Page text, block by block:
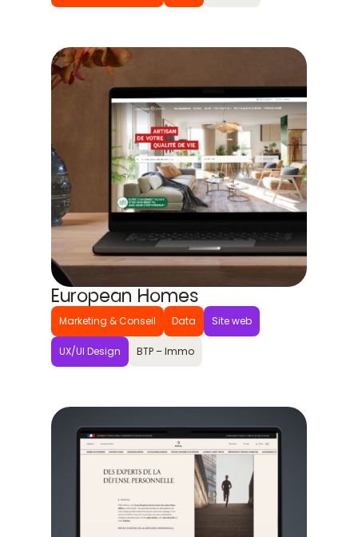
European Homes
Marketing & Conseil Data Site web
UX/UI Design BTP – Immo